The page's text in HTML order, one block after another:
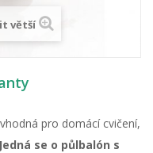
větší
pro domácí cvičení,
Jedná se o půlbalón s